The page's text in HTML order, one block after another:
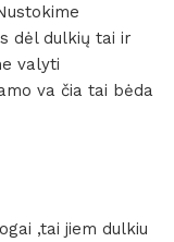
dėl dulkių tai ir
valyti
va čia tai bėda
,tai jiem dulkiu